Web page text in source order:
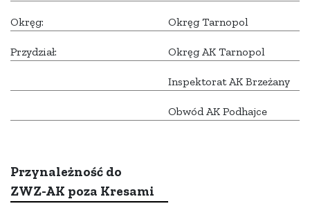
Okręg: Okręg Tarnopol
Przydział: Okręg AK Tarnopol
Inspektorat AK Brzeżany
Obwód AK Podhajce
Przynależność do
ZWZ-AK poza Kresami